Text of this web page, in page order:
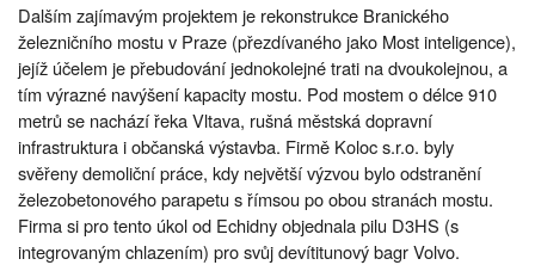
Dalším zajímavým projektem je rekonstrukce Branického
železničního mostu v Praze (přezdívaného jako Most inteligence),
jejíž účelem je přebudování jednokolejné trati na dvoukolejnou, a
tím výrazné navýšení kapacity mostu. Pod mostem o délce 910
metrů se nachází řeka Vltava, rušná městská dopravní
infrastruktura i občanská výstavba. Firmě Koloc s.r.o. byly
svěřeny demoliční práce, kdy největší výzvou bylo odstranění
železobetonového parapetu s římsou po obou stranách mostu.
Firma si pro tento úkol od Echidny objednala pilu D3HS (s
integrovaným chlazením) pro svůj devítitunový bagr Volvo.